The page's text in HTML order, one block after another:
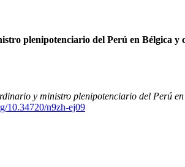
plenipotenciario del Perú en Bélgica y
y ministro plenipotenciario del Perú
10.34720/n9zh-ej09